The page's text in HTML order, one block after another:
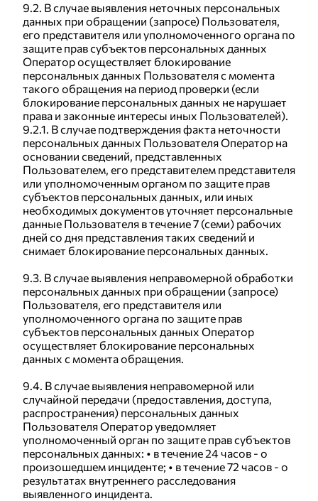
9.2. В случае выявления неточных персональных
данных при обращении (запросе) Пользователя,
его представителя или уполномоченного органа по
защите прав субъектов персональных данных
Оператор осуществляет блокирование
персональных данных Пользователя с момента
такого обращения на период проверки (если
блокирование персональных данных не нарушает
права и законные интересы иных Пользователей).
9.2.1. В случае подтверждения факта неточности
персональных данных Пользователя Оператор на
основании сведений, представленных
Пользователем, его представителем представителя
или уполномоченным органом по защите прав
субъектов персональных данных, или иных
необходимых документов уточняет персональные
данные Пользователя в течение 7 (семи) рабочих
дней со дня представления таких сведений и
снимает блокирование персональных данных.
9.3. В случае выявления неправомерной обработки
персональных данных при обращении (запросе)
Пользователя, его представителя или
уполномоченного органа по защите прав
субъектов персональных данных Оператор
осуществляет блокирование персональных
данных с момента обращения.
9.4. В случае выявления неправомерной или
случайной передачи (предоставления, доступа,
распространения) персональных данных
Пользователя Оператор уведомляет
уполномоченный орган по защите прав субъектов
персональных данных: • в течение 24 часов - о
произошедшем инциденте; • в течение 72 часов - о
результатах внутреннего расследования
выявленного инцидента.